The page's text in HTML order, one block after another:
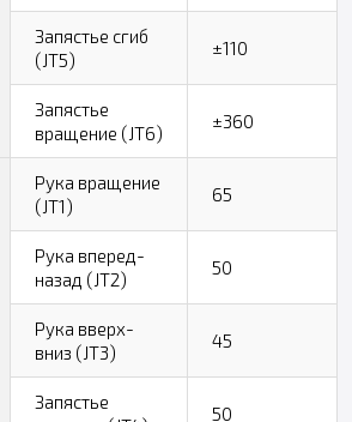
Запястье сгиб
(JT5)
±110
Запястье
вращение (JT6)
±360
Рука вращение
(JT1)
65
Рука вперед-
назад (JT2)
50
Рука вверх-
вниз (JT3)
45
Запястье
50